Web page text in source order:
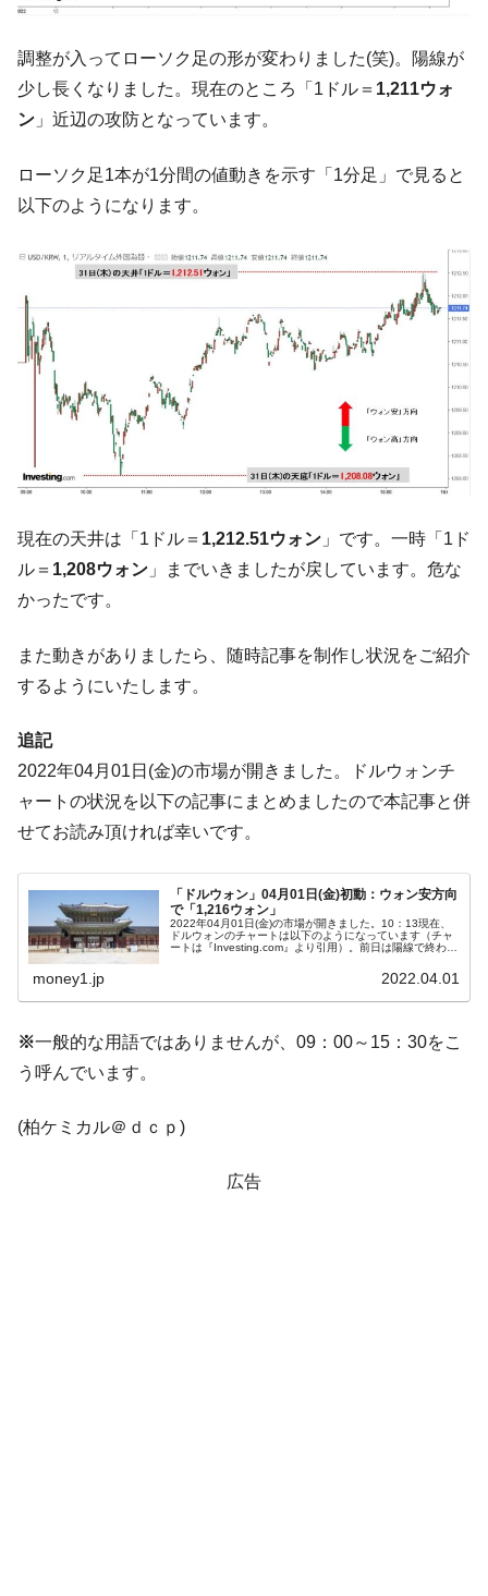
『Money1』
韓国大統領府ボンクラ政策室長が告発され
断
『Money1』
韓国･警察職員が「丸刈りになって抗議活
動」
国の過剰生産が世界を蝕む。
『Money1』
韓国製造業「半導体絶好調」のウラで他業
『Money1』
【米韓激突案件】韓国消費者院が『クーパ
ン』1人当たり賠償10万ウォンを認定 ⇒ 総額3兆7,000億
『Money1』 韓国で猛暑。南東部では干ばつ
『Money1』
韓国型イージス搭載の次世代駆逐艦
「KDDX」1番艦、2032年竣工と公示
『Money1』
【対日本円】ウォン安が急進！ 日米の協調
に韓国がいっちょがみしたのでは。
『Money1』
韓国政府『BYD』車への補助金を全廃 ⇒ 実
1.9倍！
『Money1』
在韓米国大使スティールが着韓！⇒ さっそ
く空港に詰めかけ「出て行け！」「極右勢力」のプラカー
『Money1』
韓国政府「2035年までに18.4GW規模のAIデ
ータセンター整備」⇒ だから無理だってば。
ほぼ終わった」
『Money1』
韓国『国民年金公団』株価暴落で200兆蒸
発。
『Money1』
韓国政府「ニセＫ-ブランドを通報しようキ
『Money1』
韓国「橋が落ちました」⇒ 耐久性「なさす
ぎ」では。
『Money1』
韓国鉄鋼最大手『POSCO』ズブズブ沈む。
営業利益80.2％も減少
にぶん殴る法案」提出！⇒ クーパン問題は合衆国企業に対
する差別。許してはおかぬ
他人事のような発言。
業績「史上最高益」当期純利益は前年同期比13.4倍に。
調整が入ってローソク足の形が変わりました(笑)。陽線が
少し長くなりました。現在のところ「1ドル＝ 1,211ウォ
ン 」近辺の攻防となっています。
ローソク足1本が1分間の値動きを示す「1分足」で見ると
以下のようになります。
現在の天井は「1ドル＝ 1,212.51ウォン 」です。一時「1ド
ル＝ 1,208ウォン 」までいきましたが戻しています。危な
かったです。
また動きがありましたら、随時記事を制作し状況をご紹介
するようにいたします。
追記
2022年04月01日(金)の市場が開きました。ドルウォンチ
ャートの状況を以下の記事にまとめましたので本記事と併
せてお読み頂ければ幸いです。
「ドルウォン」04月01日(金)初動：ウォン安方向
で「1,216ウォン」
2022年04月01日(金)の市場が開きました。10：13現在、
ドルウォンのチャートは以下のようになっています（チャ
ートは『Investing.com』より引用）。前日は陽線で終わ
money1.jp 2022.04.01
※一般的な用語ではありませんが、09：00～15：30をこ
う呼んでいます。
(柏ケミカル＠ｄｃｐ)
広告